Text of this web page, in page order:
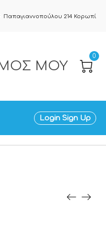
Παπαγιαννοπούλου 214 Κορωπί
ΜΟΥ
0
Login Sign Up